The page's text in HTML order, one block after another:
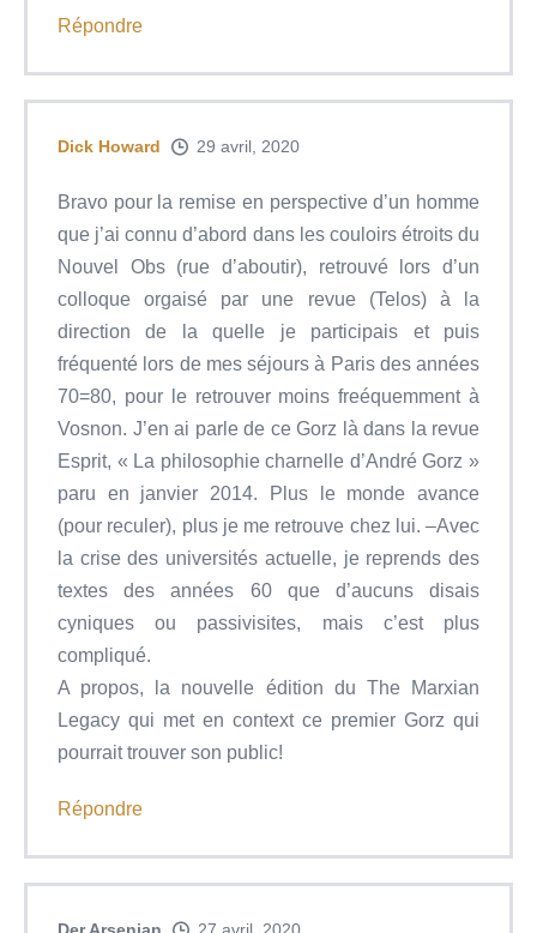
Répondre
Dick Howard 29 avril, 2020
Bravo pour la remise en perspective d’un homme
que j’ai connu d’abord dans les couloirs étroits du
Nouvel Obs (rue d’aboutir), retrouvé lors d’un
colloque orgaisé par une revue (Telos) à la
direction de la quelle je participais et puis
fréquenté lors de mes séjours à Paris des années
70=80, pour le retrouver moins freéquemment à
Vosnon. J’en ai parle de ce Gorz là dans la revue
Esprit, « La philosophie charnelle d’André Gorz »
paru en janvier 2014. Plus le monde avance
(pour reculer), plus je me retrouve chez lui. –Avec
la crise des universités actuelle, je reprends des
textes des années 60 que d’aucuns disais
cyniques ou passivisites, mais c’est plus
compliqué.
A propos, la nouvelle édition du The Marxian
Legacy qui met en context ce premier Gorz qui
pourrait trouver son public!
Répondre